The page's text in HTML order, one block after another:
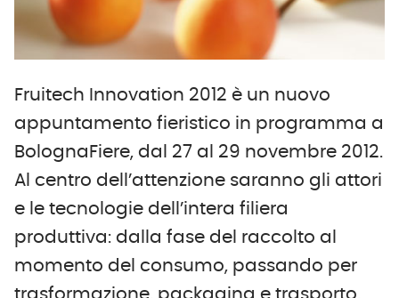
Fruitech Innovation 2012 è un nuovo
appuntamento fieristico in programma a
BolognaFiere, dal 27 al 29 novembre 2012.
Al centro dell’attenzione saranno gli attori
e le tecnologie dell’intera filiera
produttiva: dalla fase del raccolto al
momento del consumo, passando per